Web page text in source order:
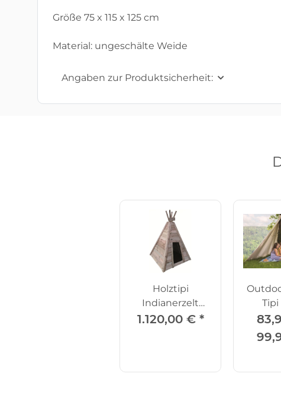
Größe 75 x 115 x 125 cm
Material: ungeschälte Weide
Angaben zur Produktsicherheit:
Holztipi
Indianerzelt
Kleiner Büffel
1.120,00 € *
Tipi